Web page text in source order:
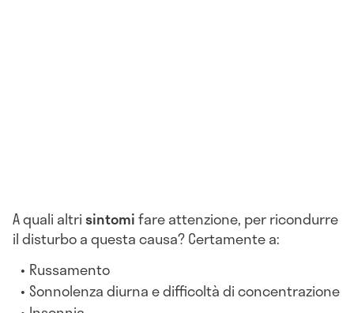
A quali altrisintomifare attenzione, per ricondurre
il disturbo a questa causa? Certamente a:
Russamento
Sonnolenza diurna e difficoltà di concentrazione